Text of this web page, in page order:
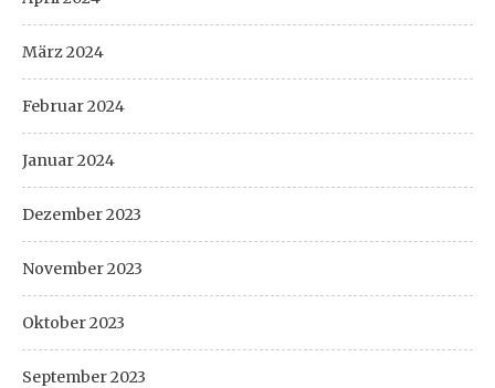
März 2024
Februar 2024
Januar 2024
Dezember 2023
November 2023
Oktober 2023
September 2023